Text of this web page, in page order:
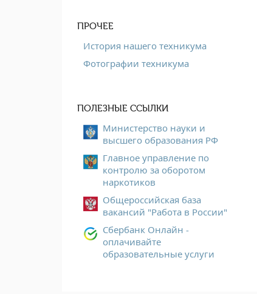
ПРОЧЕЕ
История нашего техникума
Фотографии техникума
ПОЛЕЗНЫЕ ССЫЛКИ
Министерство науки и
высшего образования РФ
Главное управление по
контролю за оборотом
наркотиков
Общероссийская база
вакансий "Работа в России"
Сбербанк Онлайн -
оплачивайте
образовательные услуги